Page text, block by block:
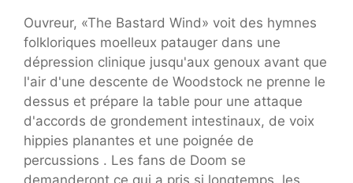
Ouvreur, «The Bastard Wind» voit des hymnes
folkloriques moelleux patauger dans une
dépression clinique jusqu'aux genoux avant que
l'air d'une descente de Woodstock ne prenne le
dessus et prépare la table pour une attaque
d'accords de grondement intestinaux, de voix
hippies planantes et une poignée de
percussions . Les fans de Doom se
demanderont ce qui a pris si longtemps, les